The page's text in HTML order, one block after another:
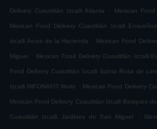
Delivery Cuautitlán Izcalli Atlanta . Mexican
Mexican Food Delivery Cuautitlán Izcalli Ensueños
Izcalli Arcos de la Hacienda . Mexican Food
Miguel . Mexican Food Delivery Cuautitlán Izcalli
Food Delivery Cuautitlán Izcalli Santa Rosa de
Izcalli INFONAVIT Norte . Mexican Food Delivery
Mexican Food Delivery Cuautitlán Izcalli Bosques
Cuautitlán Izcalli Jardines de San Miguel .